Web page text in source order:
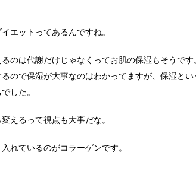
エットってあるんですね。
のは代謝だけじゃなくってお肌の保湿もそうです
ので保湿が大事なのはわかってますが、保湿と
した。
えるって視点も大事だな。
れているのがコラーゲンです。